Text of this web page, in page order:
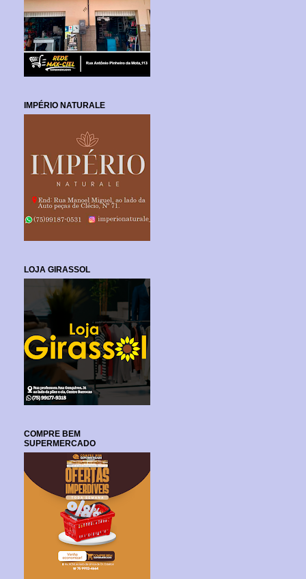
IMPÉRIO NATURALE
LOJA GIRASSOL
COMPRE BEM
SUPERMERCADO